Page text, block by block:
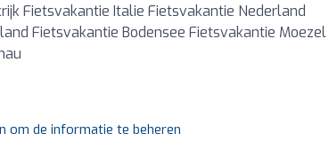
Fietsvakantie Italie Fietsvakantie Nederland
Fietsvakantie Bodensee Fietsvakantie Moezel
om de informatie te beheren